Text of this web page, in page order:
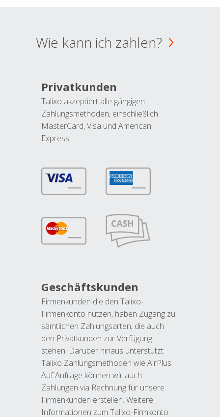
Wie kann ich zahlen?
Privatkunden
Talixo akzeptiert alle gängigen
Zahlungsmethoden, einschließlich
MasterCard, Visa und American
Express.
Geschäftskunden
Firmenkunden die den Talixo-
Firmenkonto nutzen, haben Zugang zu
sämtlichen Zahlungsarten, die auch
den Privatkunden zur Verfügung
stehen. Darüber hinaus unterstützt
Talixo Zahlungsmethoden wie AirPlus.
Auf Anfrage können wir auch
Zahlungen via Rechnung für unsere
Firmenkunden erstellen. Weitere
Informationen zum Talixo-Firmkonto